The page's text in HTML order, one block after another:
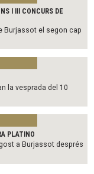
I III CONCURS DE
Burjassot el segon cap
la vesprada del 10
PLATINO
a Burjassot després